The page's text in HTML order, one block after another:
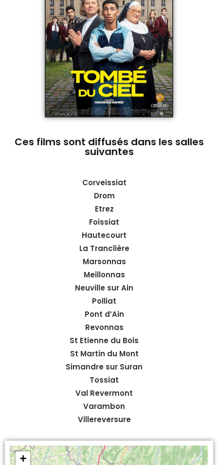
Ces films sont diffusés dans les salles
suivantes
Corveissiat
Drom
Etrez
Foissiat
Hautecourt
La Tranclière
Marsonnas
Meillonnas
Neuville sur Ain
Polliat
Pont d’Ain
Revonnas
St Etienne du Bois
St Martin du Mont
Simandre sur Suran
Tossiat
Val Revermont
Varambon
Villereversure
+